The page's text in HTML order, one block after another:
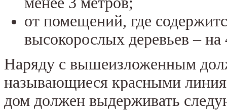
от помещений, где
высокорослых деревьев – на
Наряду с вышеизложенным
называющиеся красными
дом должен выдерживать